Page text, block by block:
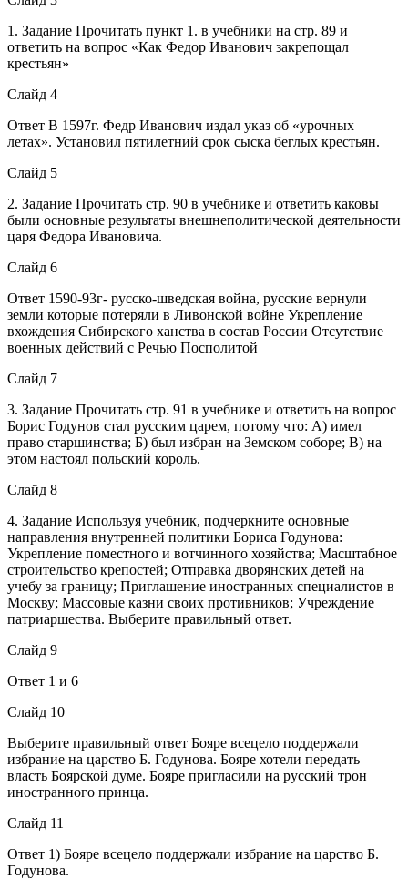
1. Задание Прочитать пункт 1. в учебники на стр. 89 и
ответить на вопрос «Как Федор Иванович закрепощал
крестьян»
Слайд 4
Ответ В 1597г. Федр Иванович издал указ об «урочных
летах». Установил пятилетний срок сыска беглых крестьян.
Слайд 5
2. Задание Прочитать стр. 90 в учебнике и ответить каковы
были основные результаты внешнеполитической деятельности
царя Федора Ивановича.
Слайд 6
Ответ 1590-93г- русско-шведская война, русские вернули
земли которые потеряли в Ливонской войне Укрепление
вхождения Сибирского ханства в состав России Отсутствие
военных действий с Речью Посполитой
Слайд 7
3. Задание Прочитать стр. 91 в учебнике и ответить на вопрос
Борис Годунов стал русским царем, потому что: А) имел
право старшинства; Б) был избран на Земском соборе; В) на
этом настоял польский король.
Слайд 8
4. Задание Используя учебник, подчеркните основные
направления внутренней политики Бориса Годунова:
Укрепление поместного и вотчинного хозяйства; Масштабное
строительство крепостей; Отправка дворянских детей на
учебу за границу; Приглашение иностранных специалистов в
Москву; Массовые казни своих противников; Учреждение
патриаршества. Выберите правильный ответ.
Слайд 9
Ответ 1 и 6
Слайд 10
Выберите правильный ответ Бояре всецело поддержали
избрание на царство Б. Годунова. Бояре хотели передать
власть Боярской думе. Бояре пригласили на русский трон
иностранного принца.
Слайд 11
Ответ 1) Бояре всецело поддержали избрание на царство Б.
Годунова.